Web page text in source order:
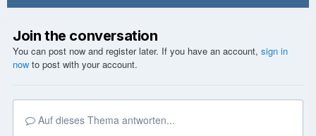
Join the conversation
You can post now and register later. If you have an account, sign in
now to post with your account.
Auf dieses Thema antworten...